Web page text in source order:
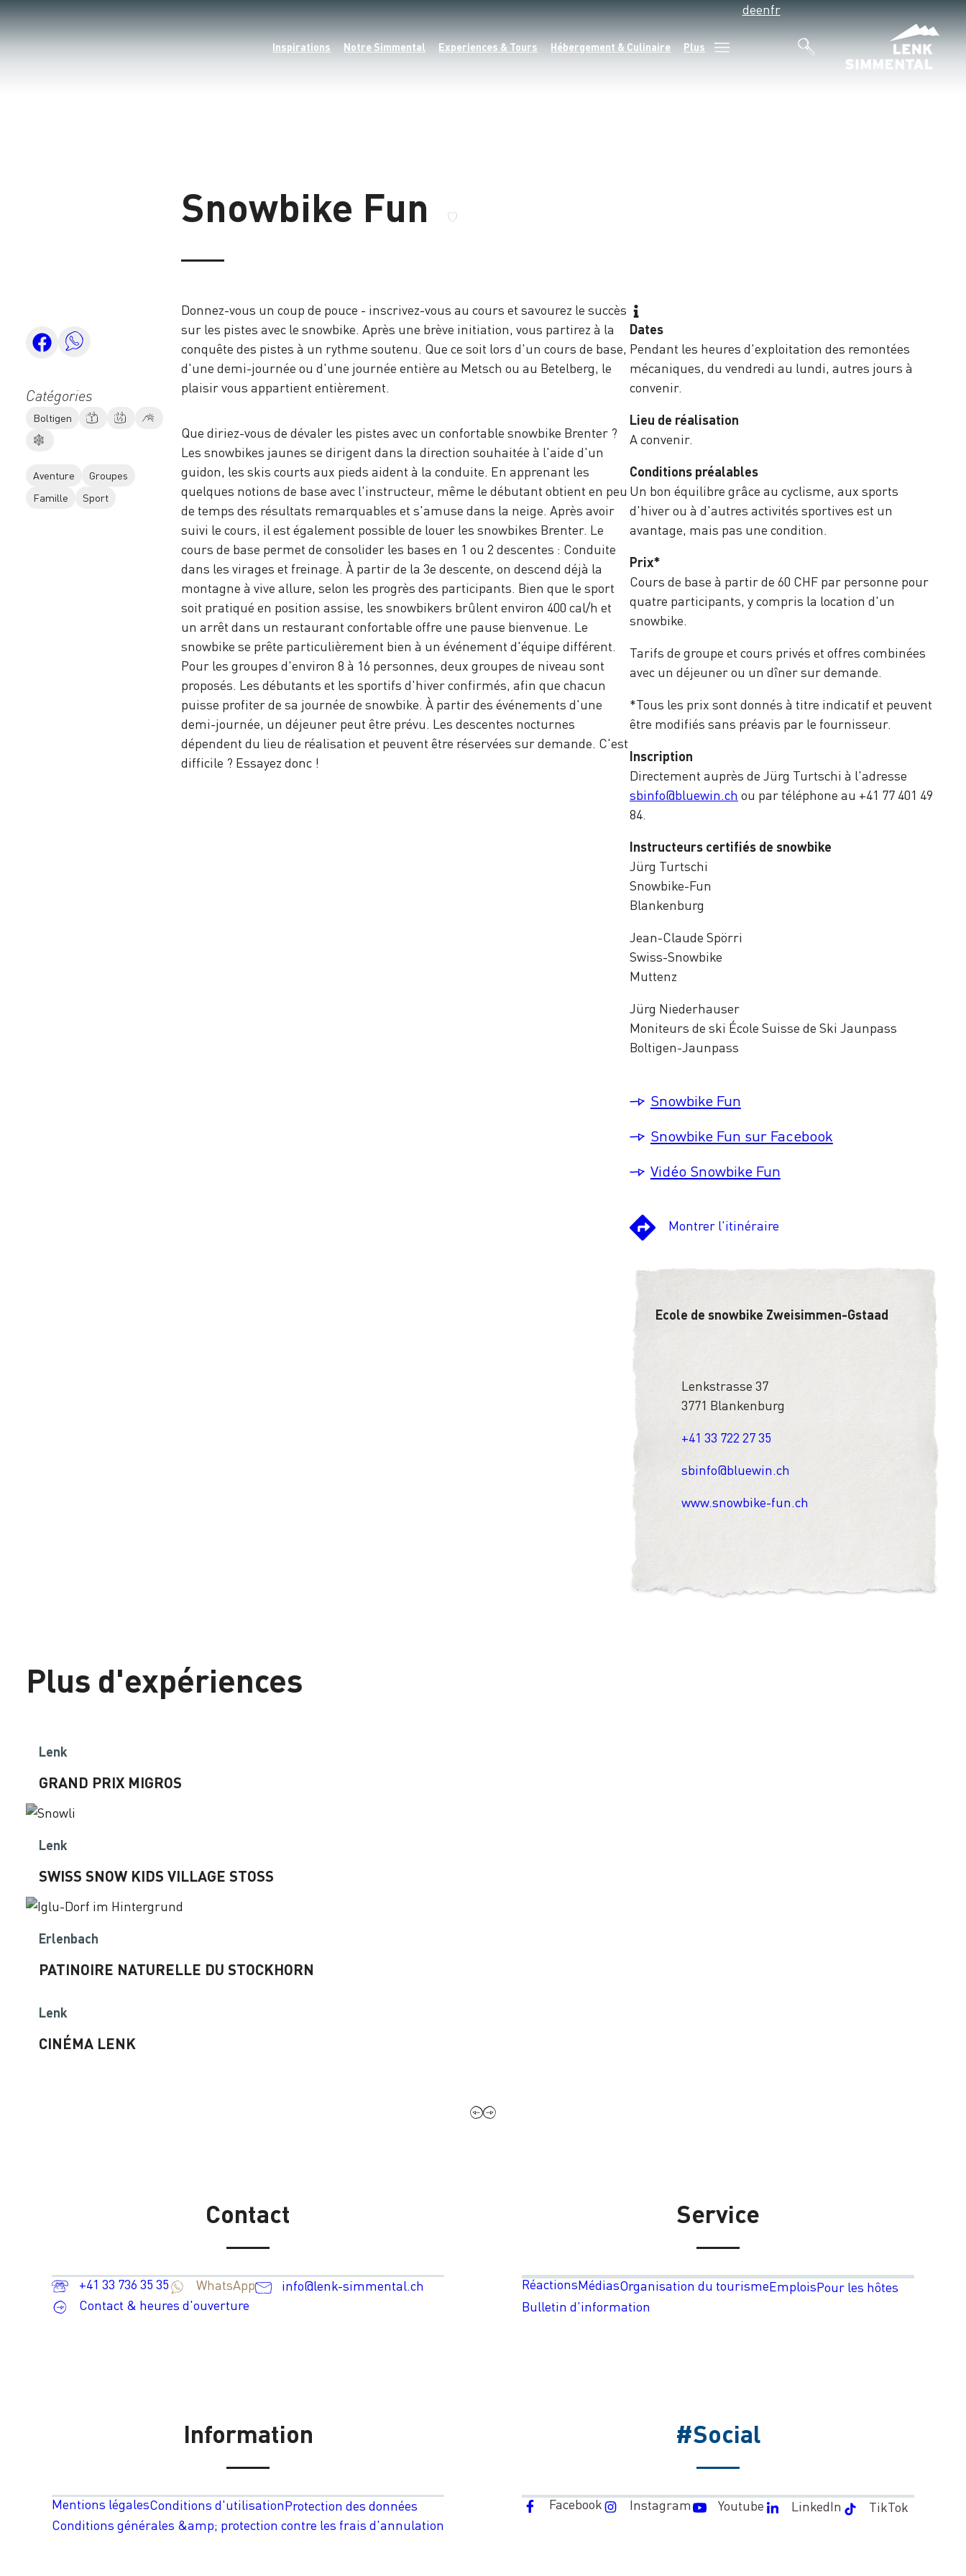
Inspirations Notre Simmental Experiences & Tours Hébergement & Culinaire Plus
deenfr
Snowbike Fun
Catégories
Boltigen
Aventure
Groupes
Famille
Sport
Donnez-vous un coup de pouce - inscrivez-vous au cours et savourez le succès
sur les pistes avec le snowbike. Après une brève initiation, vous partirez à la
conquête des pistes à un rythme soutenu. Que ce soit lors d'un cours de base,
d'une demi-journée ou d'une journée entière au Metsch ou au Betelberg, le
plaisir vous appartient entièrement.
Que diriez-vous de dévaler les pistes avec un confortable snowbike Brenter ?
Les snowbikes jaunes se dirigent dans la direction souhaitée à l'aide d'un
guidon, les skis courts aux pieds aident à la conduite. En apprenant les
quelques notions de base avec l'instructeur, même le débutant obtient en peu
de temps des résultats remarquables et s'amuse dans la neige. Après avoir
suivi le cours, il est également possible de louer les snowbikes Brenter. Le
cours de base permet de consolider les bases en 1 ou 2 descentes : Conduite
dans les virages et freinage. À partir de la 3e descente, on descend déjà la
montagne à vive allure, selon les progrès des participants. Bien que le sport
soit pratiqué en position assise, les snowbikers brûlent environ 400 cal/h et
un arrêt dans un restaurant confortable offre une pause bienvenue. Le
snowbike se prête particulièrement bien à un événement d'équipe différent.
Pour les groupes d'environ 8 à 16 personnes, deux groupes de niveau sont
proposés. Les débutants et les sportifs d'hiver confirmés, afin que chacun
puisse profiter de sa journée de snowbike. À partir des événements d'une
demi-journée, un déjeuner peut être prévu. Les descentes nocturnes
dépendent du lieu de réalisation et peuvent être réservées sur demande. C'est
difficile ? Essayez donc !
Dates
Pendant les heures d'exploitation des remontées
mécaniques, du vendredi au lundi, autres jours à
convenir.
Lieu de réalisation
A convenir.
Conditions préalables
Un bon équilibre grâce au cyclisme, aux sports
d'hiver ou à d'autres activités sportives est un
avantage, mais pas une condition.
Prix*
Cours de base à partir de 60 CHF par personne pour
quatre participants, y compris la location d'un
snowbike.
Tarifs de groupe et cours privés et offres combinées
avec un déjeuner ou un dîner sur demande.
*Tous les prix sont donnés à titre indicatif et peuvent
être modifiés sans préavis par le fournisseur.
Inscription
Directement auprès de Jürg Turtschi à l'adresse
sbinfo@bluewin.ch ou par téléphone au +41 77 401 49
84.
Instructeurs certifiés de snowbike
Jürg Turtschi
Snowbike-Fun
Blankenburg
Jean-Claude Spörri
Swiss-Snowbike
Muttenz
Jürg Niederhauser
Moniteurs de ski École Suisse de Ski Jaunpass
Boltigen-Jaunpass
Snowbike Fun
Snowbike Fun sur Facebook
Vidéo Snowbike Fun
Montrer l'itinéraire
Ecole de snowbike Zweisimmen-Gstaad
Lenkstrasse 37
3771 Blankenburg
+41 33 722 27 35
sbinfo@bluewin.ch
www.snowbike-fun.ch
Plus d'expériences
Lenk
GRAND PRIX MIGROS
Lenk
SWISS SNOW KIDS VILLAGE STOSS
Erlenbach
PATINOIRE NATURELLE DU STOCKHORN
Lenk
CINÉMA LENK
Contact
+41 33 736 35 35 WhatsApp
info@lenk-simmental.ch
Contact & heures d'ouverture
Service
RéactionsMédiasOrganisation du tourismeEmploisPour les hôtes
Bulletin d'information
Information
Mentions légalesConditions d'utilisationProtection des données
Conditions générales &amp; protection contre les frais d'annulation
#Social
Facebook Instagram Youtube LinkedIn TikTok